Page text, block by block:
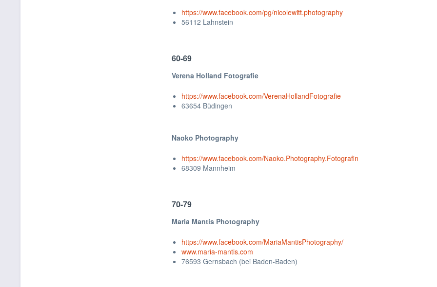
https://www.facebook.com/pg/nicolewitt.photography
56112 Lahnstein
60-69
Verena Holland Fotografie
https://www.facebook.com/VerenaHollandFotografie
63654 Büdingen
Naoko Photography
https://www.facebook.com/Naoko.Photography.Fotografin
68309 Mannheim
70-79
Maria Mantis Photography
https://www.facebook.com/MariaMantisPhotography/
www.maria-mantis.com
76593 Gernsbach (bei Baden-Baden)